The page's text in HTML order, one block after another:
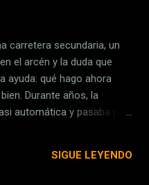
el acceso a los
era solo para
había monitores en
programabas. Todo
e incómodo, y las
fue mejor. ¿Quién
carretera secundaria, un
el arcén y la duda que
ayuda: qué hago ahora
Durante años, la
automática y pasaba por
hoy, 1 de enero, la
SIGUE LEYENDO